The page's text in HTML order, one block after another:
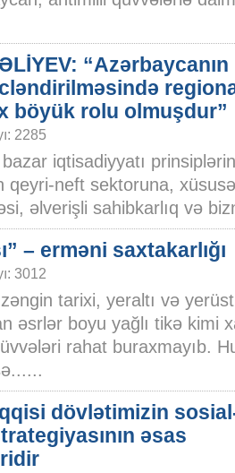
böyük rolu olmuşdur”
2285
iqtisadiyyatı
qeyri-neft sektoruna,
əlverişli sahibkarlıq və
– erməni saxtakarlığı
3012
tarixi, yeraltı və
əsrlər boyu yağlı tikə kimi
rahat buraxmayıb.
dövlətimizin
əsas